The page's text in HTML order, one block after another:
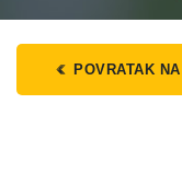
POVRATAK